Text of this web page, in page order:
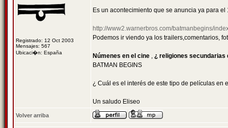
Registrado: 12 Oct 2003
Mensajes: 567
Ubicaci�n: España
Es un acontecimiento que se anuncia ya para
http://www2.warnerbros.com/batmanbegins/
Podemos ir viendo ya los trailers,comentarios,
Númenes en el cine , ¿ religiones secundarias
BATMAN BEGINS
¿ Cuál es el interés de este tipo de películas en
Un saludo Eliseo
Volver arriba